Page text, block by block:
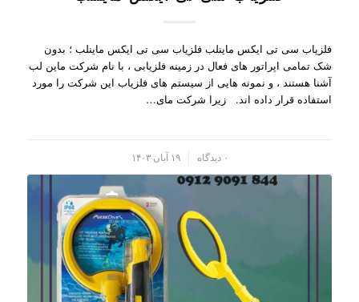
فلزیاب سی تی ایکس ماینلب فلزیاب سی تی ایکس ماینلب ؛ بدون
شک تمامی اپراتور های فعال در زمینه فلزیابی ، با نام شرکت ماین لب
آشنا هستند ، و نمونه هایی از سیستم های فلزیاب این شرکت را مورد
استفاده قرار داده اند. زیرا شرکت مای…
۰ دیدگاه ۱۹ آبان ۱۴۰۳